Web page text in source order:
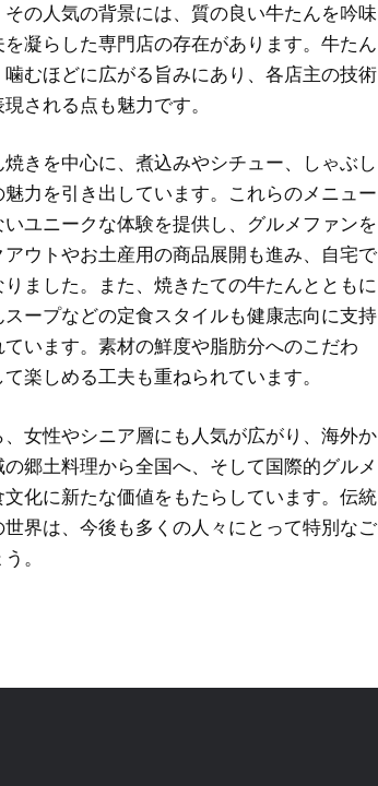
の人気の背景には、質の良い牛たんを吟味
凝らした専門店の存在があります。牛たん
むほどに広がる旨みにあり、各店主の技術
される点も魅力です。
きを中心に、煮込みやシチュー、しゃぶし
力を引き出しています。これらのメニュー
ユニークな体験を提供し、グルメファンを
ウトやお土産用の商品展開も進み、自宅で
ました。また、焼きたての牛たんとともに
ープなどの定食スタイルも健康志向に支持
います。素材の鮮度や脂肪分へのこだわ
楽しめる工夫も重ねられています。
女性やシニア層にも人気が広がり、海外か
郷土料理から全国へ、そして国際的グルメ
化に新たな価値をもたらしています。伝統
界は、今後も多くの人々にとって特別なご
。